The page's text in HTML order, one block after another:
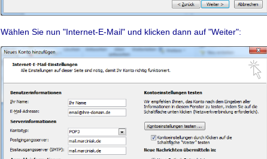
Wählen Sie nun "Internet-E-Mail" und klicken dann auf "Weiter":